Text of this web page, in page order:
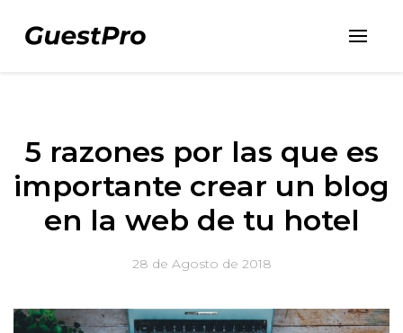
5 razones por las que es
importante crear un blog
en la web de tu hotel
28 de Agosto de 2018